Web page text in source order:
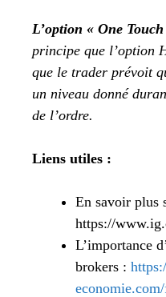
L’option « One Touch
principe que l’option
que le trader prévoit
un niveau donné
de l’ordre.
Liens utiles :
En savoir plus
https://
L’importance
brokers :